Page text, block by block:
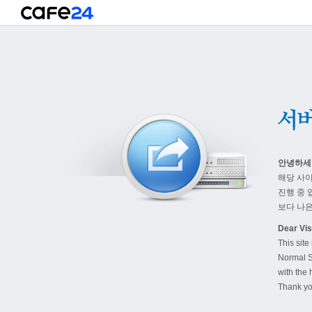
안녕하
해당 사
진행 중
보다 나
Dear
This site
Normal
with the
Thank